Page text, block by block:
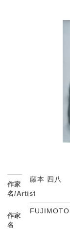
作家
名/Artist
藤本 四八
作家
名